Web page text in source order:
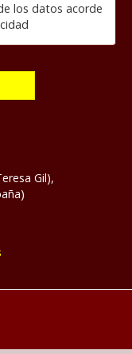
los datos acorde
Gil),